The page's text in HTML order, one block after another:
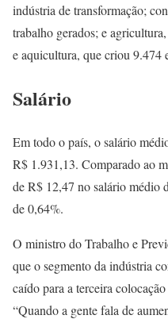
indústria de transformação;
trabalho gerados; e
e aquicultura, que criou 9.474
Salário
Em todo o país, o salário
R$ 1.931,13. Comparado ao
de R$ 12,47 no salário médio
de 0,64%.
O ministro do Trabalho e
que o segmento da indústria
caído para a terceira
“Quando a gente fala de